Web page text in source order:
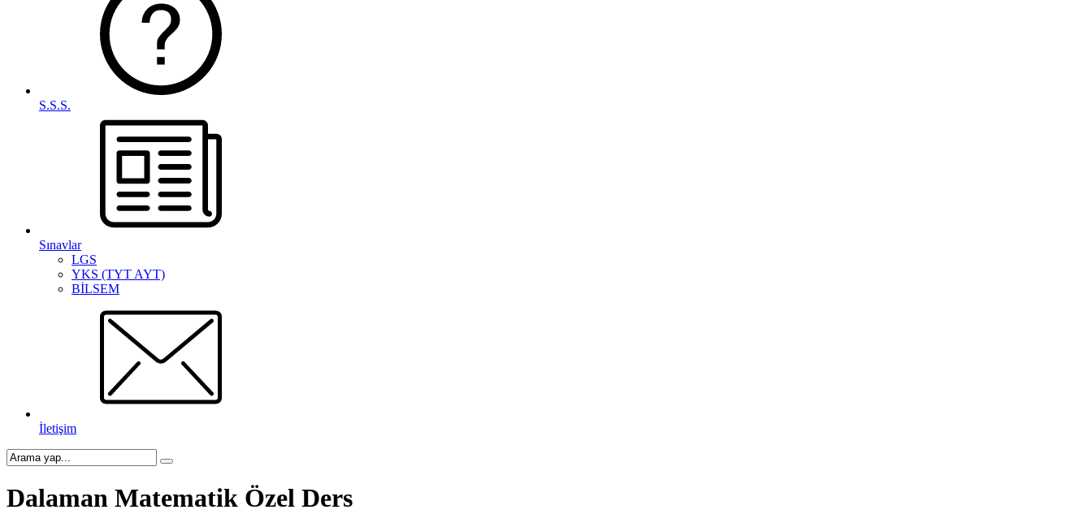
S.S.S.
Sınavlar
LGS
YKS (TYT AYT)
BİLSEM
İletişim
Dalaman Matematik Özel Ders